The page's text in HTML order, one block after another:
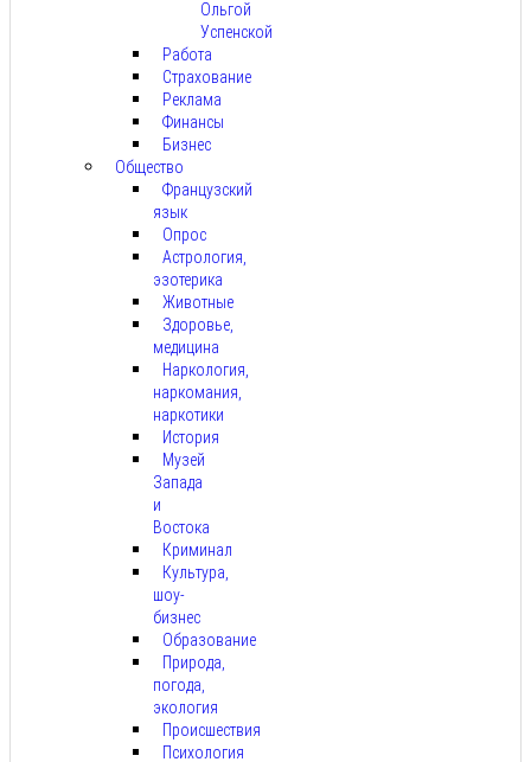
Ольгой
Успенской
Работа
Страхование
Реклама
Финансы
Бизнес
Общество
Французский
язык
Опрос
Астрология,
эзотерика
Животные
Здоровье,
медицина
Наркология,
наркомания,
наркотики
История
Музей
Запада
и
Востока
Криминал
Культура,
шоу-
бизнес
Образование
Природа,
погода,
экология
Происшествия
Психология